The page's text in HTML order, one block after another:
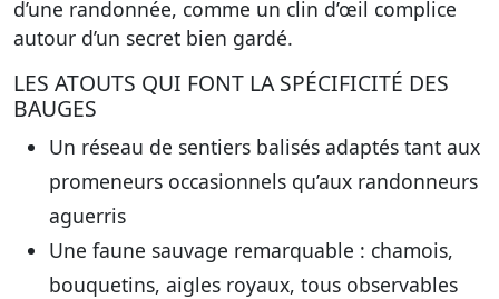
d’une randonnée, comme un clin d’œil complice
autour d’un secret bien gardé.
LES ATOUTS QUI FONT LA SPÉCIFICITÉ DES
BAUGES
Un réseau de sentiers balisés adaptés tant aux
promeneurs occasionnels qu’aux randonneurs
aguerris
Une faune sauvage remarquable : chamois,
bouquetins, aigles royaux, tous observables